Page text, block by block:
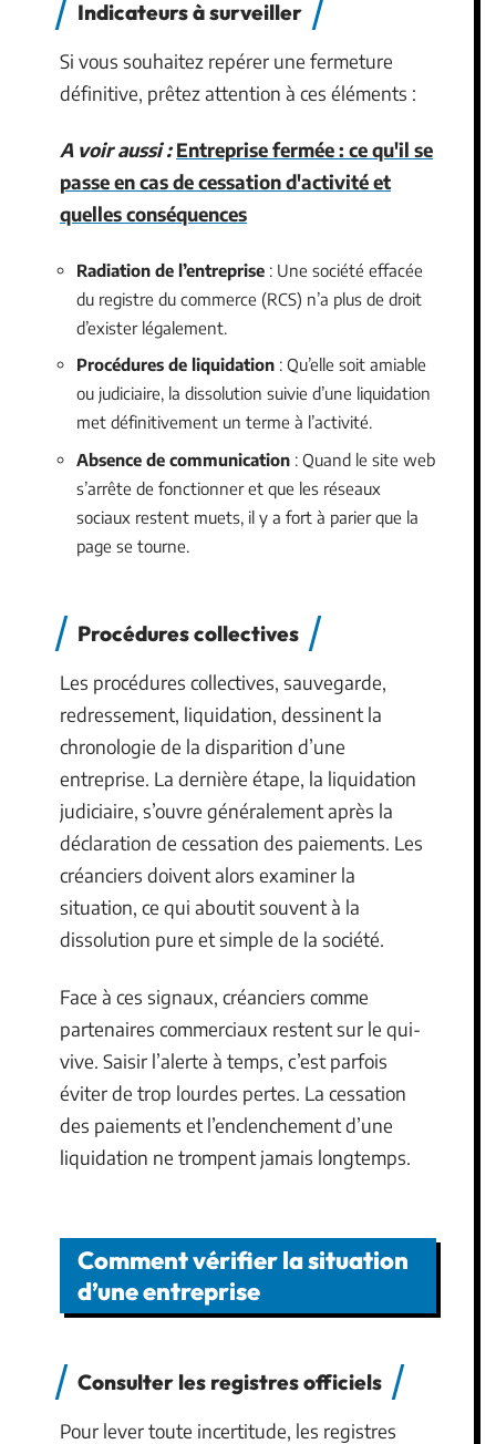
Indicateurs à surveiller
Si vous souhaitez repérer une fermeture
définitive, prêtez attention à ces éléments :
A voir aussi : Entreprise fermée : ce qu'il se
passe en cas de cessation d'activité et
quelles conséquences
Radiation de l’entreprise : Une société effacée
du registre du commerce (RCS) n’a plus de droit
d’exister légalement.
Procédures de liquidation : Qu’elle soit amiable
ou judiciaire, la dissolution suivie d’une liquidation
met définitivement un terme à l’activité.
Absence de communication : Quand le site web
s’arrête de fonctionner et que les réseaux
sociaux restent muets, il y a fort à parier que la
page se tourne.
Procédures collectives
Les procédures collectives, sauvegarde,
redressement, liquidation, dessinent la
chronologie de la disparition d’une
entreprise. La dernière étape, la liquidation
judiciaire, s’ouvre généralement après la
déclaration de cessation des paiements. Les
créanciers doivent alors examiner la
situation, ce qui aboutit souvent à la
dissolution pure et simple de la société.
Face à ces signaux, créanciers comme
partenaires commerciaux restent sur le qui-
vive. Saisir l’alerte à temps, c’est parfois
éviter de trop lourdes pertes. La cessation
des paiements et l’enclenchement d’une
liquidation ne trompent jamais longtemps.
Comment vérifier la situation
d’une entreprise
Consulter les registres officiels
Pour lever toute incertitude, les registres